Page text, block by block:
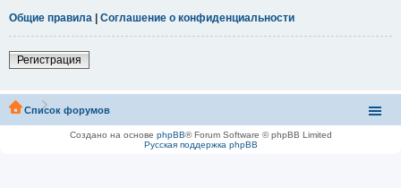
Общие правила
Соглашение о конфиденциальности
Регистрация
Список форумов
Создано на основе phpBB® Forum Software © phpBB Limited
Русская поддержка phpBB